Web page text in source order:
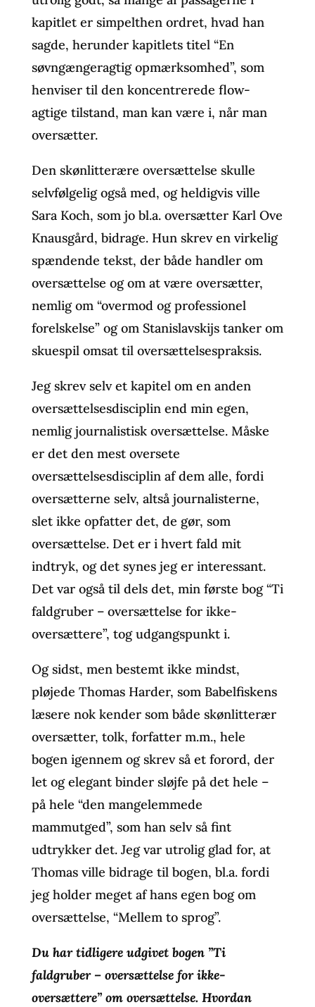
kapitlet er simpelthen ordret, hvad han
sagde, herunder kapitlets titel “En
søvngængeragtig opmærksomhed”, som
henviser til den koncentrerede flow-
agtige tilstand, man kan være i, når man
oversætter.
Den skønlitterære oversættelse skulle
selvfølgelig også med, og heldigvis ville
Sara Koch, som jo bl.a. oversætter Karl Ove
Knausgård, bidrage. Hun skrev en virkelig
spændende tekst, der både handler om
oversættelse og om at være oversætter,
nemlig om “overmod og professionel
forelskelse” og om Stanislavskijs tanker om
skuespil omsat til oversættelsespraksis.
Jeg skrev selv et kapitel om en anden
oversættelsesdisciplin end min egen,
nemlig journalistisk oversættelse. Måske
er det den mest oversete
oversættelsesdisciplin af dem alle, fordi
oversætterne selv, altså journalisterne,
slet ikke opfatter det, de gør, som
oversættelse. Det er i hvert fald mit
indtryk, og det synes jeg er interessant.
Det var også til dels det, min første bog “Ti
faldgruber – oversættelse for ikke-
oversættere”, tog udgangspunkt i.
Og sidst, men bestemt ikke mindst,
pløjede Thomas Harder, som Babelfiskens
læsere nok kender som både skønlitterær
oversætter, tolk, forfatter m.m., hele
bogen igennem og skrev så et forord, der
let og elegant binder sløjfe på det hele –
på hele “den mangelemmede
mammutged”, som han selv så fint
udtrykker det. Jeg var utrolig glad for, at
Thomas ville bidrage til bogen, bl.a. fordi
jeg holder meget af hans egen bog om
oversættelse, “Mellem to sprog”.
Du har tidligere udgivet bogen ”Ti
faldgruber – oversættelse for ikke-
oversættere” om oversættelse. Hvordan